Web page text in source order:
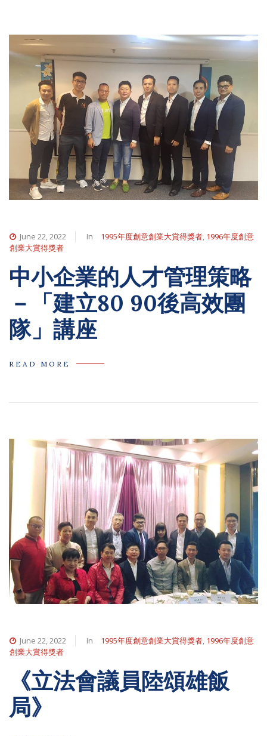
June 22, 2022 In 1995年度創意創業大賞得獎者, 1996年度創意
創業大賞得獎者
中小企業的人才管理策略
－「建立80 90後高效團
隊」講座
READ MORE
June 22, 2022 In 1995年度創意創業大賞得獎者, 1996年度創意
創業大賞得獎者
《立法會議員陸頌雄飯
局》